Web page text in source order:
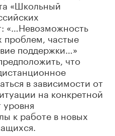
«Школьный
«…Невозможность
проблем, частые
поддержки…»
что
в зависимости от
на конкретной
к работе в новых